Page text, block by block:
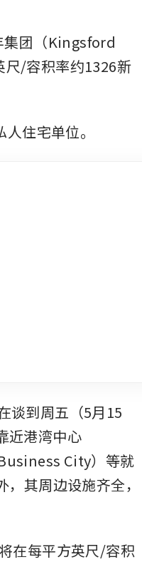
集团（Kingsford
尺/容积率约1326新
住宅单位。
谈到周五（5月15
近港湾中心
City）等就
其周边设施齐全，
在每平方英尺/容积